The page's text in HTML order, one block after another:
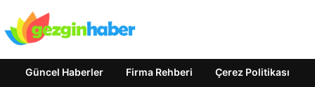
Güncel Haberler Firma Rehberi Çerez Politikası